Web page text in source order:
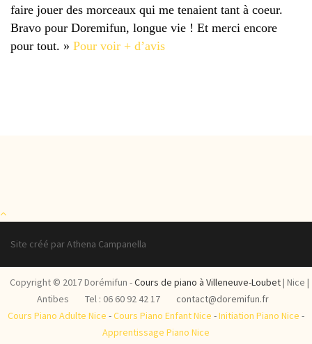
faire jouer des morceaux qui me tenaient tant à coeur.
Bravo pour Doremifun, longue vie ! Et merci encore
pour tout. » Pour voir + d’avis
Site créé par Athena Campanella
Copyright © 2017 Dorémifun -Cours de piano à Villeneuve-Loubet| Nice |
Antibes
Tel : 06 60 92 42 17
contact@doremifun.fr
Cours Piano Adulte Nice -Cours Piano Enfant Nice -Initiation Piano Nice -
Apprentissage Piano Nice